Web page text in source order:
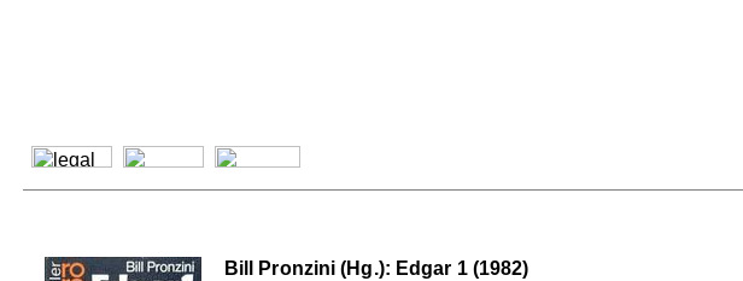
Bill Pronzini (Hg.): Edgar 1 (1982)